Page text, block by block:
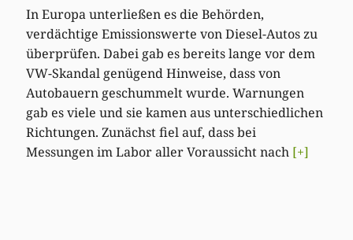
In Europa unterließen es die Behörden,
verdächtige Emissionswerte von Diesel-Autos zu
überprüfen. Dabei gab es bereits lange vor dem
VW-Skandal genügend Hinweise, dass von
Autobauern geschummelt wurde. Warnungen
gab es viele und sie kamen aus unterschiedlichen
Richtungen. Zunächst fiel auf, dass bei
Messungen im Labor aller Voraussicht nach [+]